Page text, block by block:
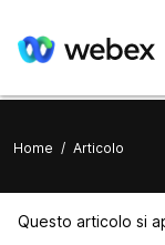
Home / Articolo
Questo articolo si